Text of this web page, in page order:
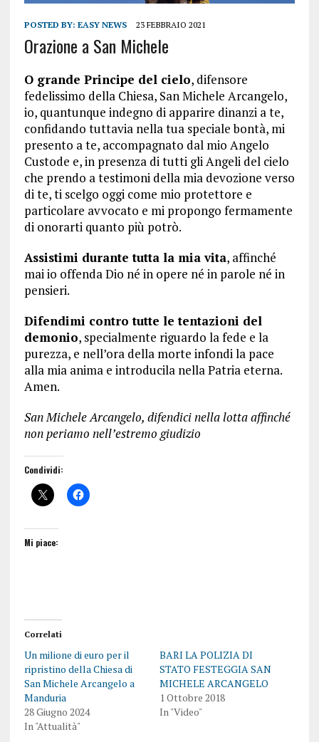
POSTED BY: EASY NEWS 23 FEBBRAIO 2021
Orazione a San Michele
O grande Principe del cielo, difensore
fedelissimo della Chiesa, San Michele Arcangelo,
io, quantunque indegno di apparire dinanzi a te,
confidando tuttavia nella tua speciale bontà, mi
presento a te, accompagnato dal mio Angelo
Custode e, in presenza di tutti gli Angeli del cielo
che prendo a testimoni della mia devozione verso
di te, ti scelgo oggi come mio protettore e
particolare avvocato e mi propongo fermamente
di onorarti quanto più potrò.
Assistimi durante tutta la mia vita, affinché
mai io offenda Dio né in opere né in parole né in
pensieri.
Difendimi contro tutte le tentazioni del
demonio, specialmente riguardo la fede e la
purezza, e nell’ora della morte infondi la pace
alla mia anima e introducila nella Patria eterna.
Amen.
San Michele Arcangelo, difendici nella lotta affinché
non periamo nell’estremo giudizio
Condividi:
Mi piace:
Correlati
Un milione di euro per il
ripristino della Chiesa di
San Michele Arcangelo a
Manduria
28 Giugno 2024
In "Attualità"
BARI LA POLIZIA DI
STATO FESTEGGIA SAN
MICHELE ARCANGELO
1 Ottobre 2018
In "Video"